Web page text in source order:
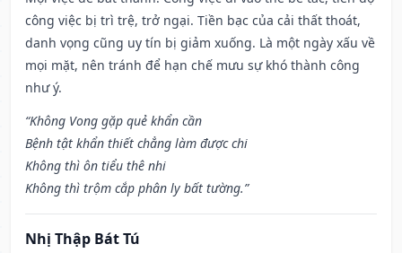
công việc bị trì trệ, trở ngại. Tiền bạc của cải thất thoát,
danh vọng cũng uy tín bị giảm xuống. Là một ngày xấu về
mọi mặt, nên tránh để hạn chế mưu sự khó thành công
như ý.
“Không Vong gặp quẻ khẩn cần
Bệnh tật khẩn thiết chẳng làm được chi
Không thì ôn tiểu thê nhi
Không thì trộm cắp phân ly bất tường.”
Nhị Thập Bát Tú